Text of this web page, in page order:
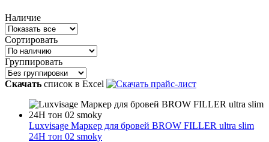
Наличие
Сортировать
Группировать
Скачать список в Excel
Luxvisage Маркер для бровей BROW FILLER ultra slim
24H тон 02 smoky